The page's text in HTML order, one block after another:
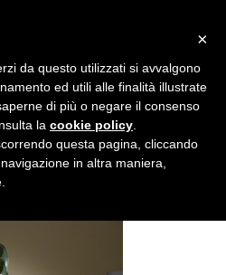
di Stile Moderno
previsto nella pagina dedicata.
disabilitare il tracciamento di
Privacy e cookie policy
×
da questo utilizzati si avvalgono
ed utili alle finalità illustrate
di più o negare il consenso
la cookie policy
questa pagina, cliccando
in altra maniera,